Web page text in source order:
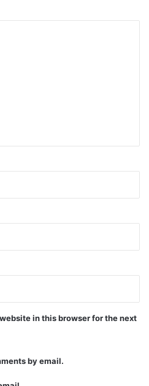
in this browser for the next
by email.